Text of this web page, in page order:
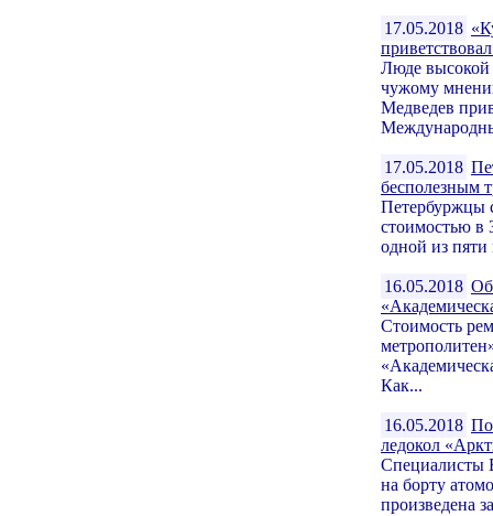
17.05.2018
Люде высокой
чужому
Медведев
17.05.2018
бесполезным
Петербуржцы
стоимостью в
одной из
16.05.2018
Стоимость
Как...
16.05.2018
ледокол
Специалисты
на борту
произведена